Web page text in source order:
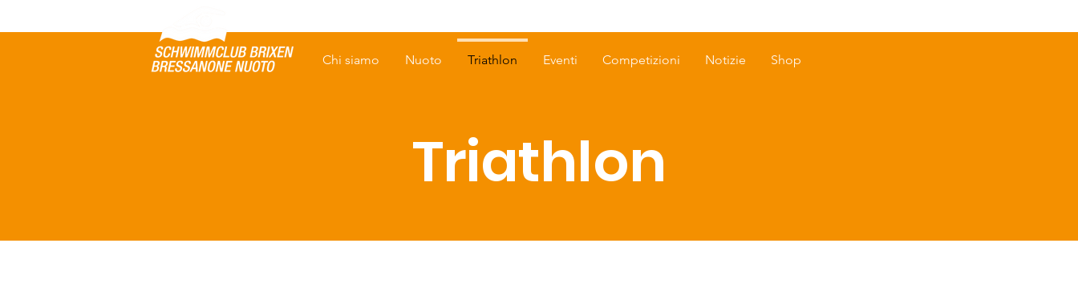
Chi siamo Nuoto Triathlon Eventi Competizioni Notizie Shop
Triathlon